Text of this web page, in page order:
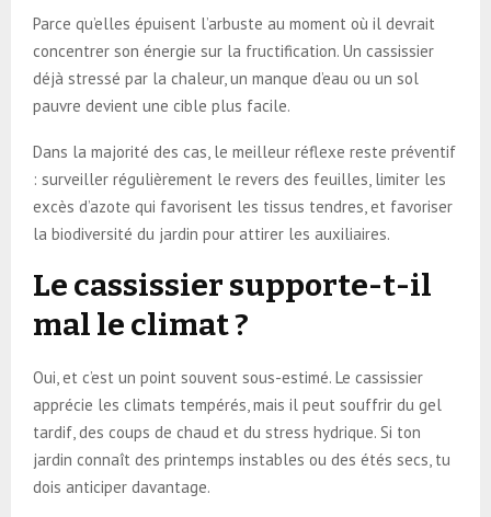
Parce qu’elles épuisent l’arbuste au moment où il devrait
concentrer son énergie sur la fructification. Un cassissier
déjà stressé par la chaleur, un manque d’eau ou un sol
pauvre devient une cible plus facile.
Dans la majorité des cas, le meilleur réflexe reste préventif
: surveiller régulièrement le revers des feuilles, limiter les
excès d’azote qui favorisent les tissus tendres, et favoriser
la biodiversité du jardin pour attirer les auxiliaires.
Le cassissier supporte-t-il
mal le climat ?
Oui, et c’est un point souvent sous-estimé. Le cassissier
apprécie les climats tempérés, mais il peut souffrir du gel
tardif, des coups de chaud et du stress hydrique. Si ton
jardin connaît des printemps instables ou des étés secs, tu
dois anticiper davantage.